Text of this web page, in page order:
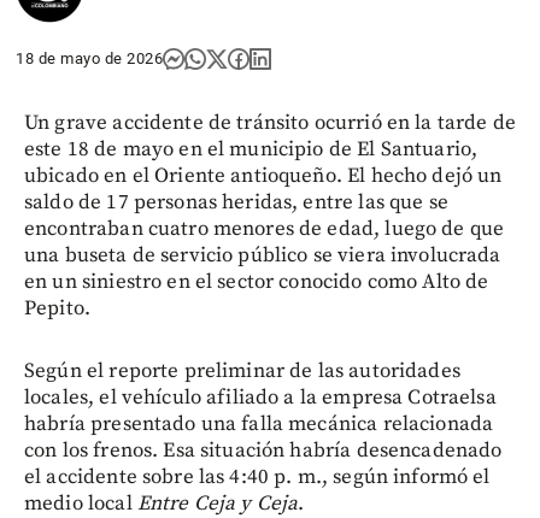
18 de mayo de 2026
Un grave accidente de tránsito ocurrió en la tarde de
este 18 de mayo en el municipio de El Santuario,
ubicado en el Oriente antioqueño. El hecho dejó un
saldo de 17 personas heridas, entre las que se
encontraban cuatro menores de edad, luego de que
una buseta de servicio público se viera involucrada
en un siniestro en el sector conocido como Alto de
Pepito.
Según el reporte preliminar de las autoridades
locales, el vehículo afiliado a la empresa Cotraelsa
habría presentado una falla mecánica relacionada
con los frenos. Esa situación habría desencadenado
el accidente sobre las 4:40 p. m., según informó el
medio localEntre Ceja y Ceja.